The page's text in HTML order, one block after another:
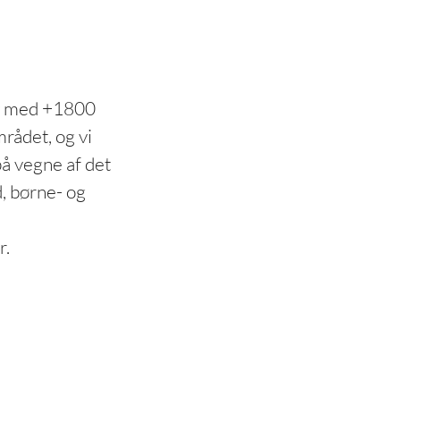
+1800
og vi
vegne af det
børne- og